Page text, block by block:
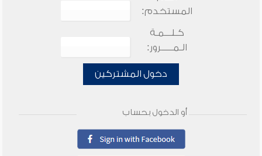
المستخدم:
كـلـــمـة
الـمـــــرور:
دخول المشتركين
أو الدخول بحساب